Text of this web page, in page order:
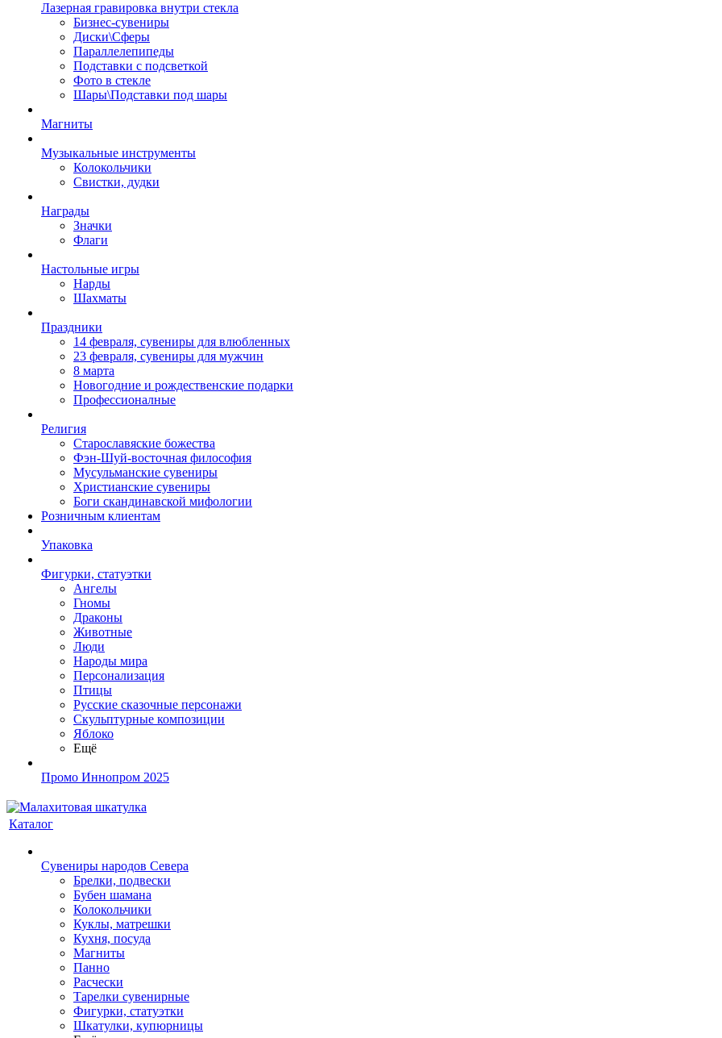
Лазерная гравировка внутри стекла
Бизнес-сувениры
Диски\Сферы
Параллелепипеды
Подставки с подсветкой
Фото в стекле
Шары\Подставки под шары
Магниты
Музыкальные инструменты
Колокольчики
Свистки, дудки
Награды
Значки
Флаги
Настольные игры
Нарды
Шахматы
Праздники
14 февраля, сувениры для влюбленных
23 февраля, сувениры для мужчин
8 марта
Новогодние и рождественские подарки
Профессионалные
Религия
Старославяские божества
Фэн-Шуй-восточная философия
Мусульманские сувениры
Христианские сувениры
Боги скандинавской мифологии
Розничным клиентам
Упаковка
Фигурки, статуэтки
Ангелы
Гномы
Драконы
Животные
Люди
Народы мира
Персонализация
Птицы
Русские сказочные персонажи
Скульптурные композиции
Яблоко
Ещё
Промо Иннопром 2025
Каталог
Сувениры народов Севера
Брелки, подвески
Бубен шамана
Колокольчики
Куклы, матрешки
Кухня, посуда
Магниты
Панно
Расчески
Тарелки сувенирные
Фигурки, статуэтки
Шкатулки, купюрницы